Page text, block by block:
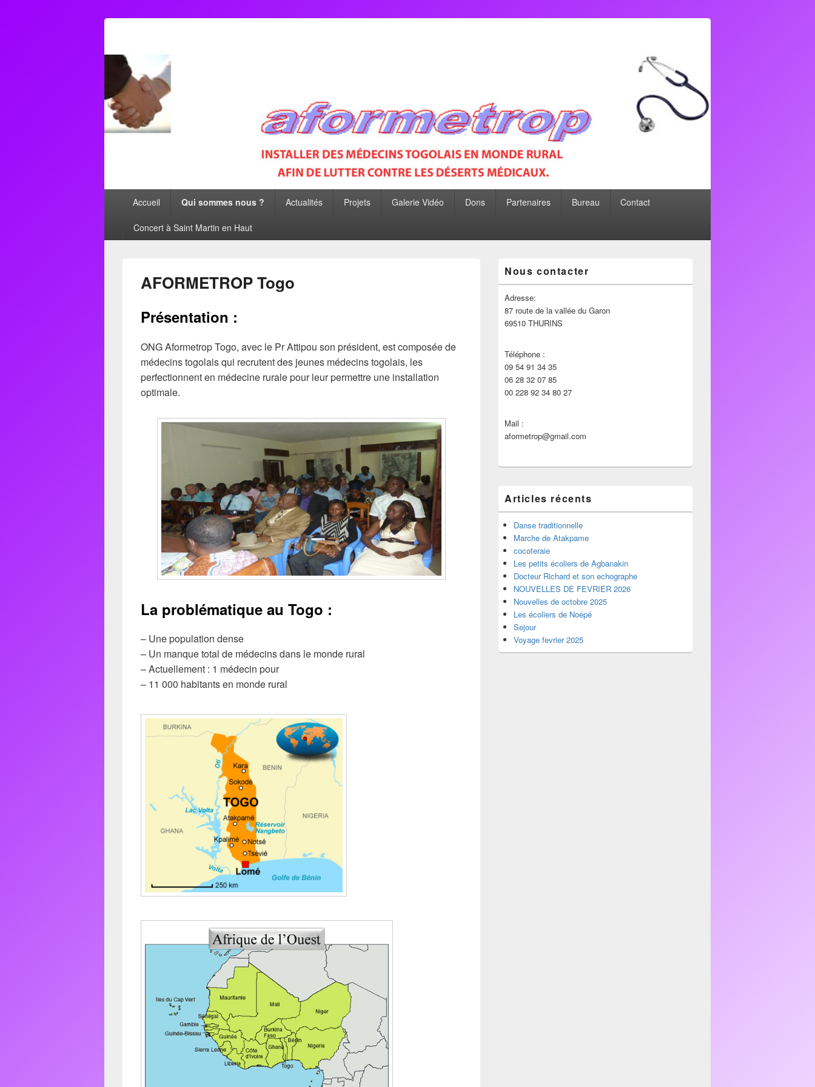
AFORMETROP
principalAccueil Qui sommes nous ? Actualités Projets Galerie Vidéo Dons Partenaires Bureau Contact
Concert à Saint Martin en Haut
AFORMETROP Togo
Présentation :
ONG Aformetrop Togo, avec le Pr Attipou son président, est composée de
médecins togolais qui recrutent des jeunes médecins togolais, les
perfectionnent en médecine rurale pour leur permettre une installation
optimale.
La problématique au Togo :
– Une population dense
– Un manque total de médecins dans le monde rural
– Actuellement : 1 médecin pour
– 11 000 habitants en monde rural
principale
de
widget
pour
barre
Nous contacter
Adresse:
87 route de la vallée du Garon
69510 THURINS
Téléphone :
09 54 91 34 35
06 28 32 07 85
00 228 92 34 80 27
Mail :
aformetrop@gmail.com
Articles récents
Danse traditionnelle
Marche de Atakpame
cocoteraie
Les petits écoliers de Agbanakin
Docteur Richard et son echographe
NOUVELLES DE FEVRIER 2026
Nouvelles de octobre 2025
Les écoliers de Noépé
Sejour
Voyage fevrier 2025